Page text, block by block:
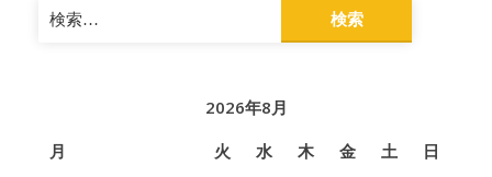
検
索:
2026年8月
月
火 水 木 金 土
日